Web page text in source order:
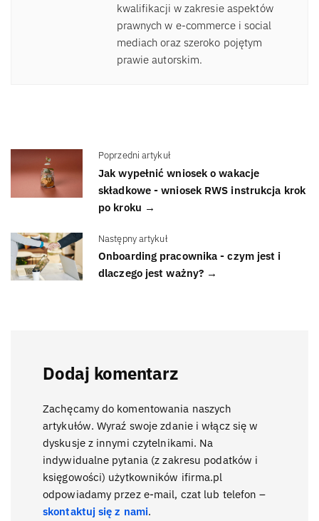
kwalifikacji w zakresie aspektów
prawnych w e-commerce i social
mediach oraz szeroko pojętym
prawie autorskim.
Poprzedni artykuł
Jak wypełnić wniosek o wakacje
składkowe - wniosek RWS instrukcja krok
po kroku →
Następny artykuł
Onboarding pracownika - czym jest i
dlaczego jest ważny? →
Dodaj komentarz
Zachęcamy do komentowania naszych
artykułów. Wyraź swoje zdanie i włącz się w
dyskusje z innymi czytelnikami. Na
indywidualne pytania (z zakresu podatków i
księgowości) użytkowników ifirma.pl
odpowiadamy przez e-mail, czat lub telefon –
skontaktuj się z nami.